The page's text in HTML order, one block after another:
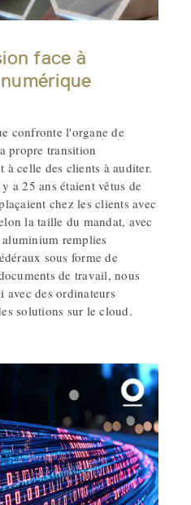
face à
confronte l'organe de
propre transition
à celle des clients à auditer.
a 25 ans étaient vêtus de
chez les clients avec
la taille du mandat, avec
aluminium remplies
sous forme de
de travail, nous
avec des ordinateurs
solutions sur le cloud.